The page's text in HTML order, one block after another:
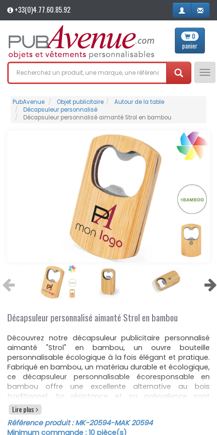
+33(0)4.77.60.85.92
0
panier
PubAvenue Objet publicitaire
Autour de la table
Décapsuleur personnalisé
Décapsuleur personnalisé aimanté Strol en bambou
Décapsuleur personnalisé aimanté Strol en bambou
Découvrez notre décapsuleur publicitaire personnalisé
aimanté "Strol" en bambou, un ouvre bouteille
personnalisable écologique à la fois élégant et pratique.
Fabriqué en bambou, un matériau durable et écologique,
ce décapsuleur personnalisable écoresponsable en
bambou offre une excellente alternative au bois
traditionnel. Sa résistance et sa polyvalence sont
renforcées par sa rapidité de croissance et de
régénération, minimisant ainsi les émissions polluantes
et favorisant l’utilisation de matières premières
Lire plus
Référence produit :MK-20594-MAK 20594
Minimum commande : 10 pièce(s)